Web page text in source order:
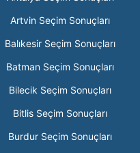
Artvin Seçim Sonuçları
Balıkesir Seçim Sonuçları
Batman Seçim Sonuçları
Bilecik Seçim Sonuçları
Bitlis Seçim Sonuçları
Burdur Seçim Sonuçları